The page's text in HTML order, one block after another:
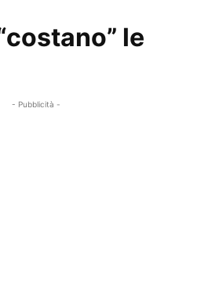
le
- Pubblicità -